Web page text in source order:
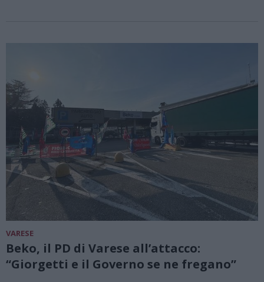
VARESE
Beko, il PD di Varese all’attacco:
“Giorgetti e il Governo se ne fregano”